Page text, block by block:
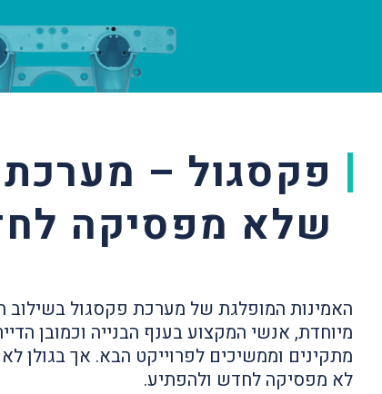
פקסגול –
שלא מפסיקה
האמינות המופלגת של מערכת פקסגול בשילוב
מיוחדת, אנשי המקצוע בענף הבנייה וכמובן
מתקינים וממשיכים לפרוייקט הבא. אך בגולן
לא מפסיקה לחדש ולהפתיע.